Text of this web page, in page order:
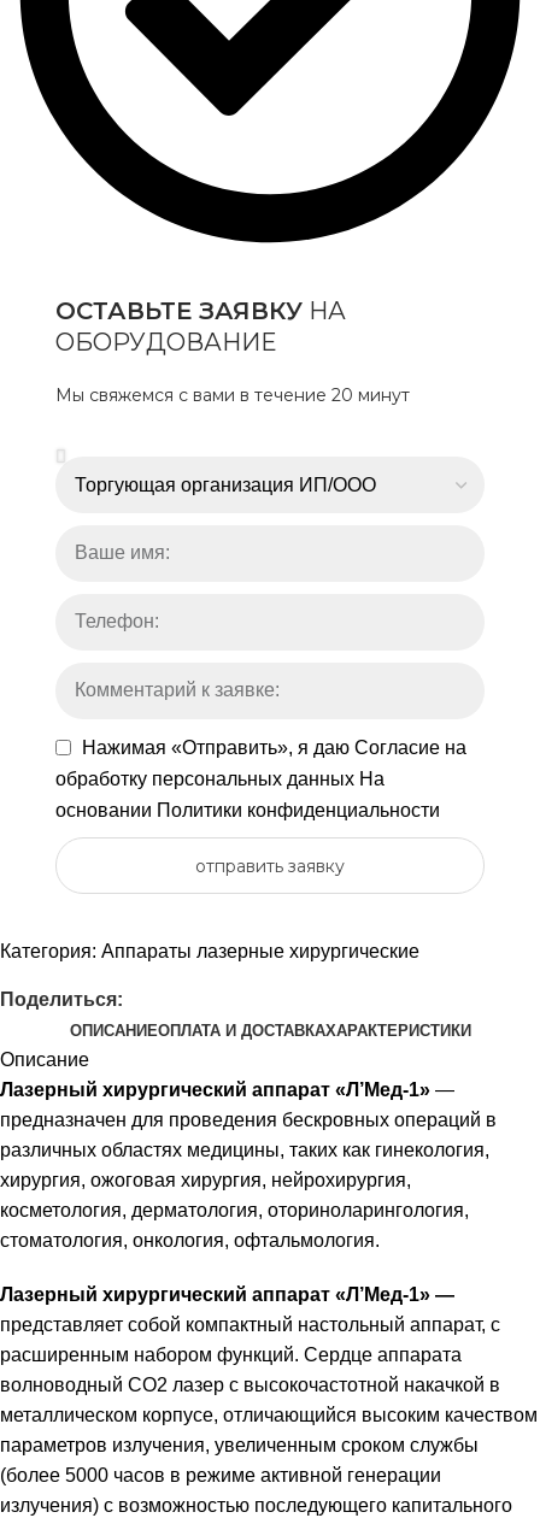
ОСТАВЬТЕ ЗАЯВКУНА
ОБОРУДОВАНИЕ
Мы свяжемся с вами в течение 20 минут
Нажимая «Отправить», я даю Согласие на
обработку персональных данных На
основании Политики конфиденциальности
отправить заявку
Категория: Аппараты лазерные хирургические
Поделиться:
ОПИСАНИЕОПЛАТА И ДОСТАВКАХАРАКТЕРИСТИКИ
Описание
Лазерный хирургический аппарат «Л’Мед-1» —
предназначен для проведения бескровных операций в
различных областях медицины, таких как гинекология,
хирургия, ожоговая хирургия, нейрохирургия,
косметология, дерматология, оториноларингология,
стоматология, онкология, офтальмология.
Лазерный хирургический аппарат «Л’Мед-1» —
представляет собой компактный настольный аппарат, с
расширенным набором функций. Сердце аппарата
волноводный СО2 лазер с высокочастотной накачкой в
металлическом корпусе, отличающийся высоким качеством
параметров излучения, увеличенным сроком службы
(более 5000 часов в режиме активной генерации
излучения) с возможностью последующего капитального